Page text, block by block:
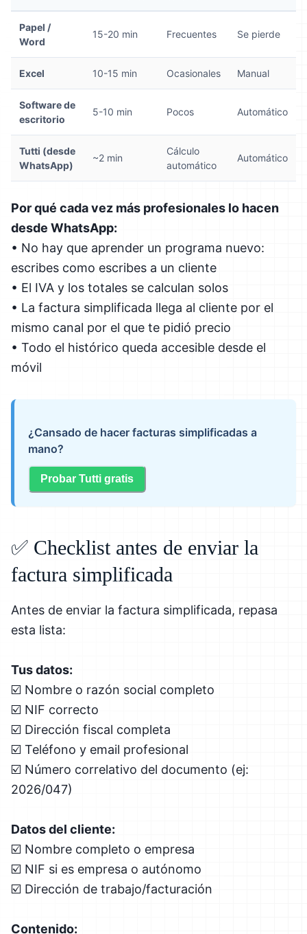
Papel /
Word
15-20 min Frecuentes Se pierde
Excel 10-15 min Ocasionales Manual
Software de
escritorio
5-10 min Pocos Automático
Tutti (desde
WhatsApp)
~2 min
Cálculo
automático
Automático
Por qué cada vez más profesionales lo hacen
desde WhatsApp:
• No hay que aprender un programa nuevo:
escribes como escribes a un cliente
• El IVA y los totales se calculan solos
• La factura simplificada llega al cliente por el
mismo canal por el que te pidió precio
• Todo el histórico queda accesible desde el
móvil
¿Cansado de hacer facturas simplificadas a
mano?
Probar Tutti gratis
✅ Checklist antes de enviar la
factura simplificada
Antes de enviar la factura simplificada, repasa
esta lista:
Tus datos:
☑️ Nombre o razón social completo
☑️ NIF correcto
☑️ Dirección fiscal completa
☑️ Teléfono y email profesional
☑️ Número correlativo del documento (ej:
2026/047)
Datos del cliente:
☑️ Nombre completo o empresa
☑️ NIF si es empresa o autónomo
☑️ Dirección de trabajo/facturación
Contenido: